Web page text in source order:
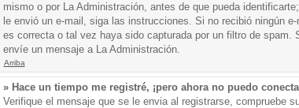
mismo o por La Administración, antes de que pueda
le envió un e-mail, siga las instrucciones. Si no recibió ningún
es correcta o tal vez haya sido capturada por un filtro de
envíe un mensaje a La Administración.
Arriba
» Hace un tiempo me registré, ¡pero ahora no puedo
Verifique el mensaje que se le envia al registrarse, compruebe